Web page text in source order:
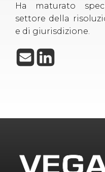
Ha maturato
settore della
e di giurisdizione.